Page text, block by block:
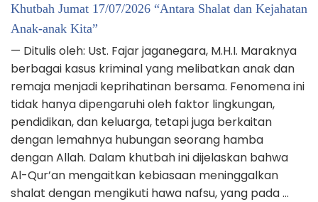
Khutbah Jumat 17/07/2026 “Antara Shalat dan Kejahatan
Anak-anak Kita”
— Ditulis oleh: Ust. Fajar jaganegara, M.H.I. Maraknya
berbagai kasus kriminal yang melibatkan anak dan
remaja menjadi keprihatinan bersama. Fenomena ini
tidak hanya dipengaruhi oleh faktor lingkungan,
pendidikan, dan keluarga, tetapi juga berkaitan
dengan lemahnya hubungan seorang hamba
dengan Allah. Dalam khutbah ini dijelaskan bahwa
Al-Qur’an mengaitkan kebiasaan meninggalkan
shalat dengan mengikuti hawa nafsu, yang pada …